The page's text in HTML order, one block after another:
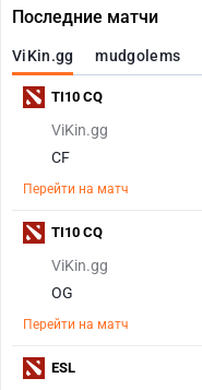
Последние матчи
ViKin.gg mudgolems
ViKin.gg
CF
Перейти на матч
TI10 CQ
ViKin.gg
OG
Перейти на матч
TI10 CQ
ESL